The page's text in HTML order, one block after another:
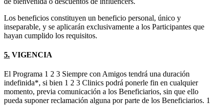
Los beneficios constituyen un beneficio personal, único y
inseparable, y se aplicarán exclusivamente a los Participantes que
hayan cumplido los requisitos.
5. VIGENCIA
El Programa 1 2 3 Siempre con Amigos tendrá una duración
indefinida*, si bien 1 2 3 Clinics podrá ponerle fin en cualquier
momento, previa comunicación a los Beneficiarios, sin que ello
pueda suponer reclamación alguna por parte de los Beneficiarios. 1